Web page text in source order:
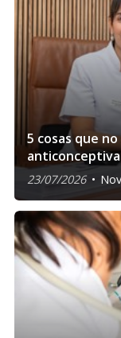
5 cosas que
anticonceptiva
23/07/2026